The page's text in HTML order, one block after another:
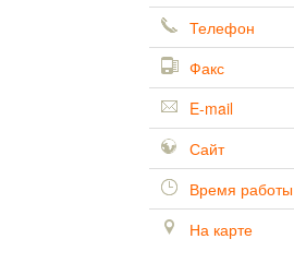
Телефон
Факс
E-mail
Сайт
Время работы
На карте